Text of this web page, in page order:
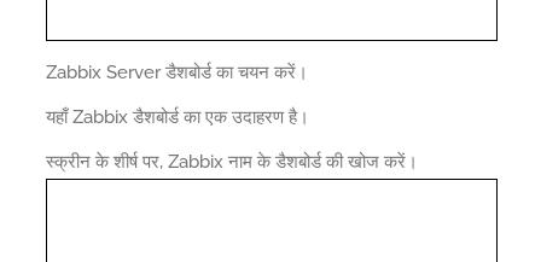
Zabbix Server डैशबोर्ड का चयन करें।
यहाँ Zabbix डैशबोर्ड का एक उदाहरण है।
स्क्रीन के शीर्ष पर, Zabbix नाम के डैशबोर्ड की खोज करें।